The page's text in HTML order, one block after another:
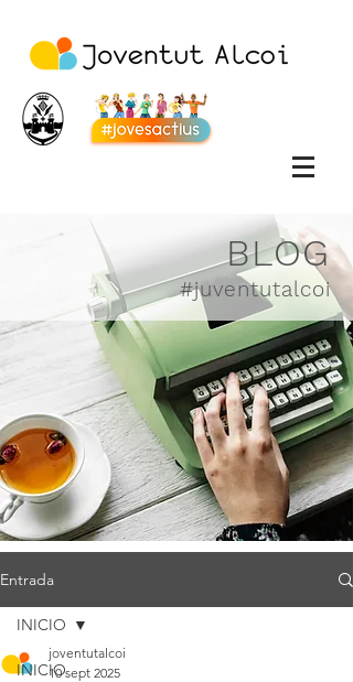
BLOG
#juventutalcoi
Entrada
INICIO
INICIO
joventutalcoi
10 sept 2025